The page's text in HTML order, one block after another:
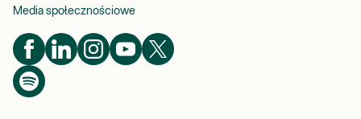
Media społecznościowe